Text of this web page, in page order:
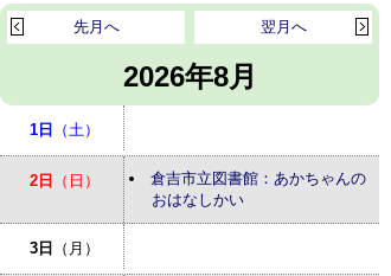
2026年8月
翌月へ
先月へ
1日 （土）
2日 （日）
倉吉市立図書館：あかちゃんの
おはなしかい
3日 （月）